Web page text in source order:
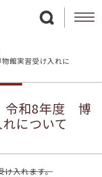
サイト内検索を
館実習受け入れに
令和8年度 博
について
け入れます。